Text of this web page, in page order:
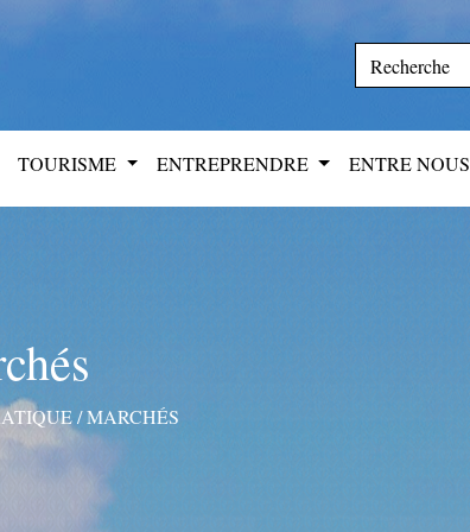
TOURISME ENTREPRENDRE ENTRE NOUS
/MARCHÉS